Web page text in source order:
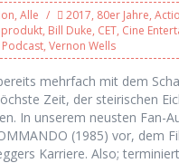
, Alle 2017, 80er Jahre,
, Bill Duke, CET, Cine
Podcast, Vernon Wells
mehrfach mit dem
Zeit, der steirischen
In unserem neusten Fan-
(1985) vor, dem
Karriere. Also;